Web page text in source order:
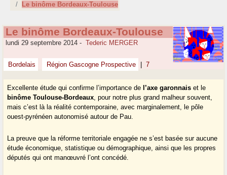
Le binôme Bordeaux-Toulouse
Le binôme Bordeaux-Toulouse
lundi 29 septembre 2014 - Tederic MERGER
Bordelais Région Gascogne Prospective 7
Excellente étude qui confirme l’importance de l’axe garonnais et le
binôme Toulouse-Bordeaux, pour notre plus grand malheur souvent,
mais c’est là la réalité contemporaine, avec marginalement, le pôle
ouest-pyrénéen autonomisé autour de Pau.
La preuve que la réforme territoriale engagée ne s’est basée sur aucune
étude économique, statistique ou démographique, ainsi que les propres
députés qui ont manœuvré l’ont concédé.